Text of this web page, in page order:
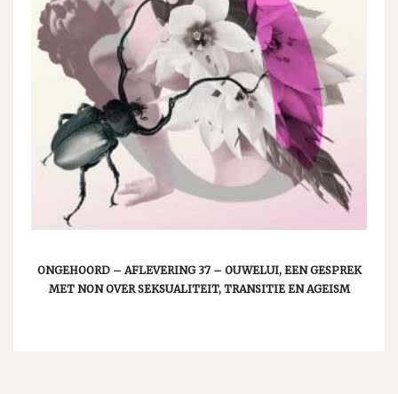
ONGEHOORD – AFLEVERING 37 – OUWELUI, EEN GESPREK
MET NON OVER SEKSUALITEIT, TRANSITIE EN AGEISM